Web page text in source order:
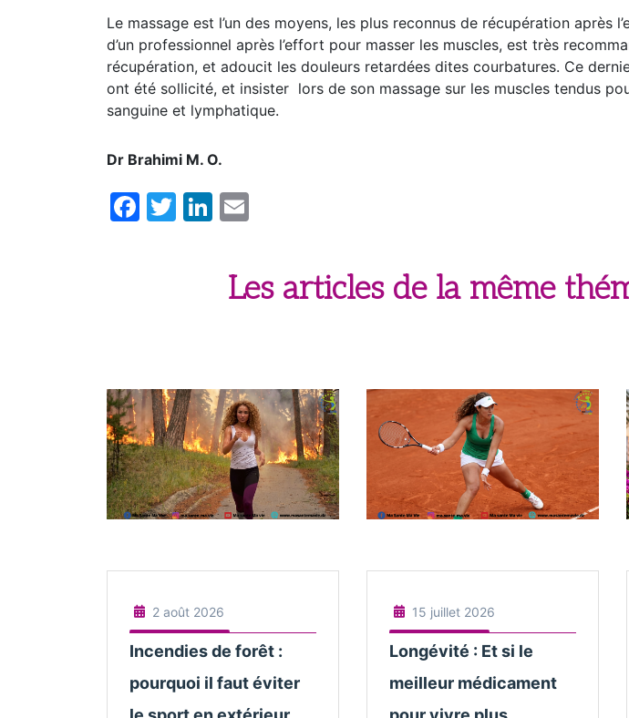
Le massage est l’un des moyens, les plus reconnus de récupération après
d’un professionnel après l’effort pour masser les muscles, est très
récupération, et adoucit les douleurs retardées dites courbatures. Ce
ont été sollicité, et insister lors de son massage sur les muscles tendus
sanguine et lymphatique.
Dr Brahimi M. O.
Facebook
TwitterLinkedIn
Les articles de la même
2 août 2026
Incendies de forêt :
pourquoi il faut éviter
15 juillet 2026
Longévité : Et si le
meilleur médicament